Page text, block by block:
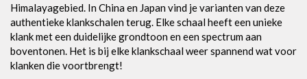
Himalayagebied. In China en Japan vind je varianten van deze
authentieke klankschalen terug. Elke schaal heeft een unieke
klank met een duidelijke grondtoon en een spectrum aan
boventonen. Het is bij elke klankschaal weer spannend wat voor
klanken die voortbrengt!